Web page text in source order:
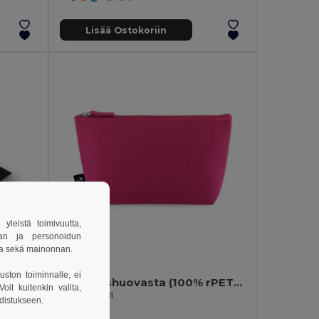
Lisää Ostokoriin
GLOP CAP Mukava Puuvilla Baseball Lippis Säädettävällä Kiinnityksellä Kierrätyshuovasta (100% rPET) valmistettu monikäyttölaukku
Egotier 92381
yleistä toimivuutta,
ja personoidun
sekä mainonnan.
toiminnalle, ei
kuitenkin valita,